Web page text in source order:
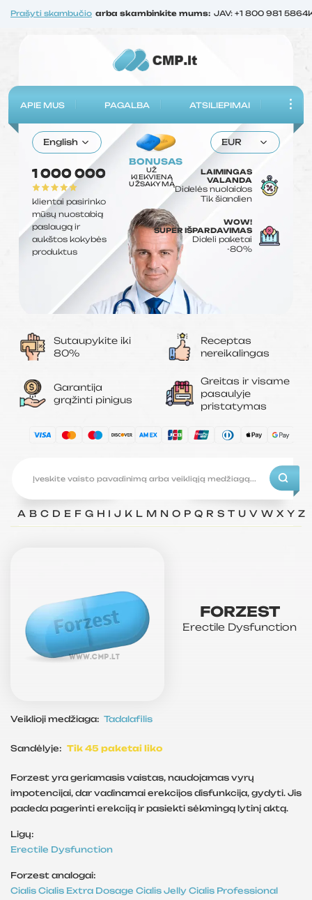
Prašyti skambučio arba skambinkite mums: JAV: +1 800 981 5864
APIE MUS PAGALBA ATSILIEPIMAI
BONUSAS
UŽ
KIEKVIENĄ
UŽSAKYMĄ
English EUR
1 000 000
klientai pasirinko
mūsų nuostabią
paslaugą ir
aukštos kokybės
produktus
LAIMINGAS
VALANDA
Didelės nuolaidos
Tik šiandien
WOW!
SUPER IŠPARDAVIMAS
Dideli paketai
-80%
Sutaupykite iki
80%
Receptas
nereikalingas
Garantija
grąžinti pinigus
Greitas ir visame
pasaulyje
pristatymas
A B C D E F G H I J K L M N O P Q R S T U V W X Y Z
FORZEST
Erectile Dysfunction
Veiklioji medžiaga: Tadalafilis
Sandėlyje: Tik 45 paketai liko
Forzest yra geriamasis vaistas, naudojamas vyrų
impotencijai, dar vadinamai erekcijos disfunkcija, gydyti. Jis
padeda pagerinti erekciją ir pasiekti sėkmingą lytinį aktą.
Ligų:
Erectile Dysfunction
Forzest analogai:
Cialis Cialis Extra Dosage Cialis Jelly Cialis Professional